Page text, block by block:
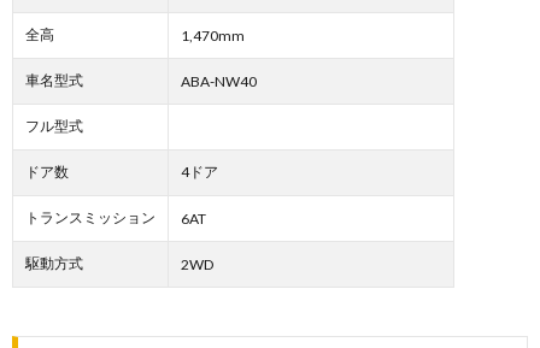
全高 1,470mm
車名型式 ABA-NW40
フル型式
ドア数 4ドア
トランスミッション 6AT
駆動方式 2WD